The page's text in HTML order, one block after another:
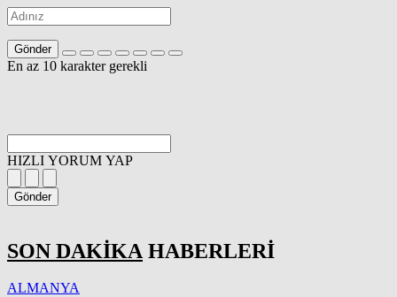
Gönder
En az 10 karakter gerekli
HIZLI YORUM YAP
Gönder
SON DAKİKA HABERLERİ
ALMANYA